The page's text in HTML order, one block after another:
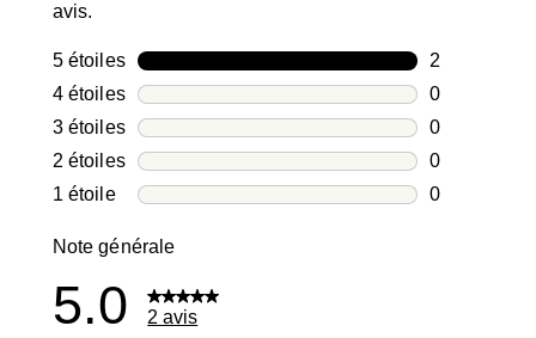
avis.
5 étoilesétoiles
2
2 avis avec
4 étoilesétoiles
0
0 avis avec
3 étoilesétoiles
0
0 avis avec
2 étoilesétoiles
0
0 avis avec
1 étoileétoiles
0
Note générale
5.0 2 avis